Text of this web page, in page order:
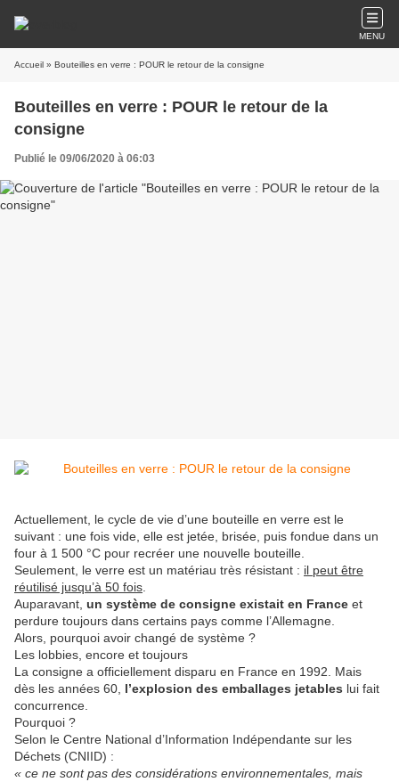
MENU
Accueil » Bouteilles en verre : POUR le retour de la consigne
Bouteilles en verre : POUR le retour de la
consigne
Publié le 09/06/2020 à 06:03
Actuellement, le cycle de vie d’une bouteille en verre est le
suivant : une fois vide, elle est jetée, brisée, puis fondue dans un
four à 1 500 °C pour recréer une nouvelle bouteille.
Seulement, le verre est un matériau très résistant : il peut être
réutilisé jusqu’à 50 fois
Auparavant, un système de consigne existait en France et
perdure toujours dans certains pays comme l’Allemagne.
Alors, pourquoi avoir changé de système ?
Les lobbies, encore et toujours
La consigne a officiellement disparu en France en 1992. Mais
dès les années 60, l’explosion des emballages jetables lui fait
concurrence.
Pourquoi ?
Selon le Centre National d’Information Indépendante sur les
Déchets (CNIID) :
« ce ne sont pas des considérations environnementales, mais